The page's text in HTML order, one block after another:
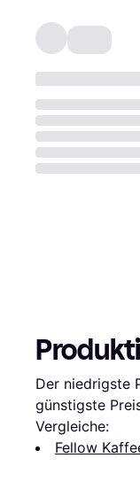
Der niedrigste
günstigste
Vergleiche:
Fellow